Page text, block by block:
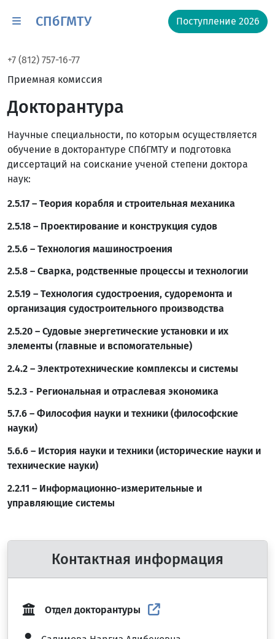
СПбГМТУ Поступление 2026
+7 (812) 757-16-77
Приемная комиссия
Докторантура
Научные специальности, по которым осуществляется
обучение в докторантуре СПбГМТУ и подготовка
диссертаций на соискание ученой степени доктора
наук:
2.5.17 – Теория корабля и строительная механика
2.5.18 – Проектирование и конструкция судов
2.5.6 – Технология машиностроения
2.5.8 – Сварка, родственные процессы и технологии
2.5.19 – Технология судостроения, судоремонта и
организация судостроительного производства
2.5.20 – Судовые энергетические установки и их
элементы (главные и вспомогательные)
2.4.2 – Электротехнические комплексы и системы
5.2.3 - Региональная и отраслевая экономика
5.7.6 – Философия науки и техники (философские
науки)
5.6.6 – История науки и техники (исторические науки и
технические науки)
2.2.11 – Информационно-измерительные и
управляющие системы
Контактная информация
Отдел докторантуры